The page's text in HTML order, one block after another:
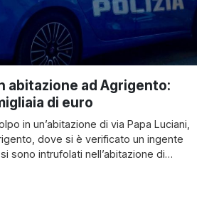
abitazione ad Agrigento:
di euro
in un’abitazione di via Papa Luciani,
dove si è verificato un ingente
sono intrufolati nell’abitazione di
70 anni – per rubare 4mila euro in